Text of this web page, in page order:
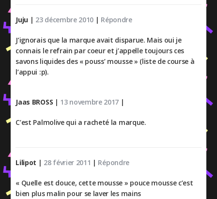
Juju | 23 décembre 2010 | Répondre
J’ignorais que la marque avait disparue. Mais oui je
connais le refrain par coeur et j’appelle toujours ces
savons liquides des « pouss’ mousse » (liste de course à
l’appui :p).
Jaas BROSS | 13 novembre 2017 |
C’est Palmolive qui a racheté la marque.
Lilipot | 28 février 2011 | Répondre
« Quelle est douce, cette mousse » pouce mousse c’est
bien plus malin pour se laver les mains